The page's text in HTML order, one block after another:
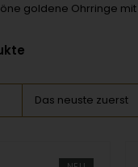
goldene Ohrringe